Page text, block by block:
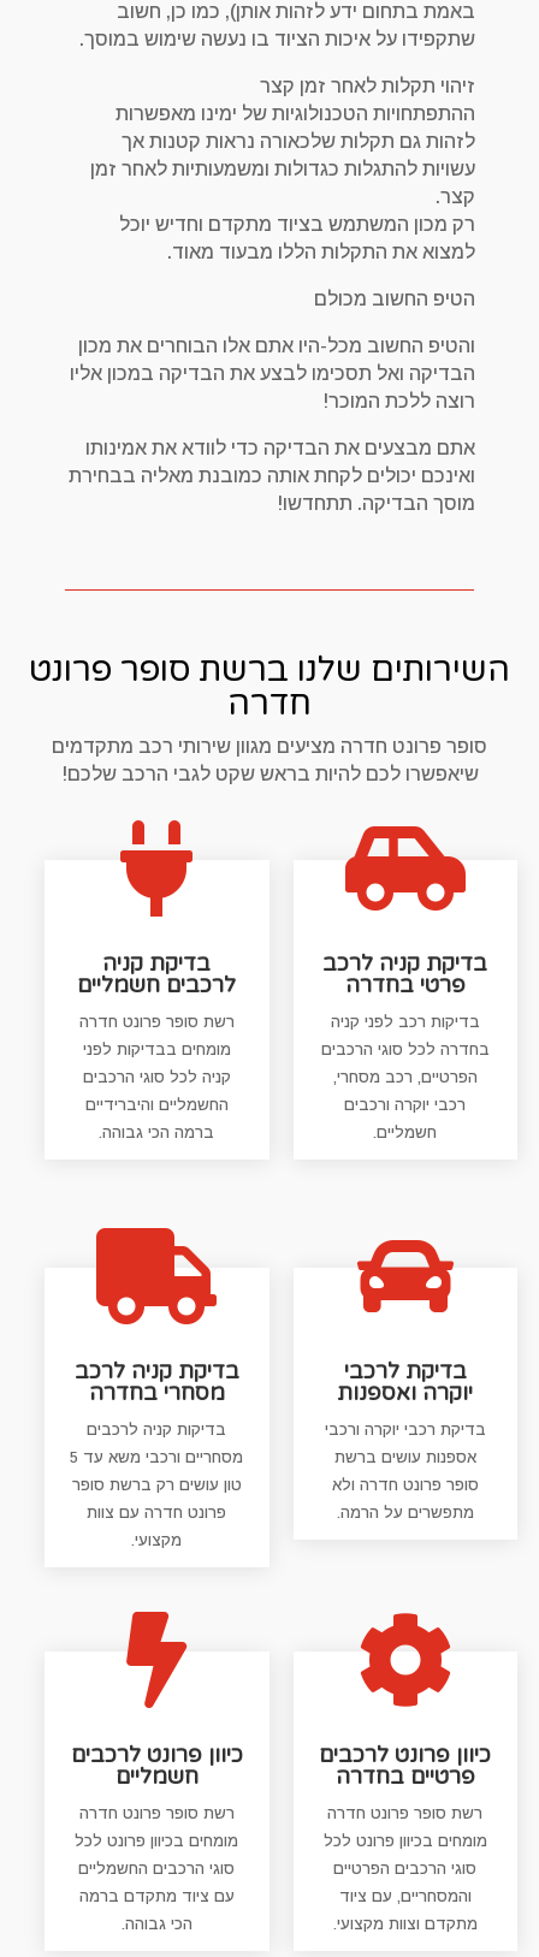
באמת בתחום ידע לזהות אותן), כמו כן, חשוב
שתקפידו על איכות הציוד בו נעשה שימוש במוסך.
זיהוי תקלות לאחר זמן קצר
ההתפתחויות הטכנולוגיות של ימינו מאפשרות
לזהות גם תקלות שלכאורה נראות קטנות אך
עשויות להתגלות כגדולות ומשמעותיות לאחר זמן
קצר.
רק מכון המשתמש בציוד מתקדם וחדיש יוכל
למצוא את התקלות הללו מבעוד מאוד.
הטיפ החשוב מכולם
והטיפ החשוב מכל-היו אתם אלו הבוחרים את מכון
הבדיקה ואל תסכימו לבצע את הבדיקה במכון אליו
רוצה ללכת המוכר!
אתם מבצעים את הבדיקה כדי לוודא את אמינותו
ואינכם יכולים לקחת אותה כמובנת מאליה בבחירת
מוסך הבדיקה. תתחדשו!
השירותים שלנו ברשת סופר פרונט
חדרה
סופר פרונט חדרה מציעים מגוון שירותי רכב מתקדמים
שיאפשרו לכם להיות בראש שקט לגבי הרכב שלכם!

בדיקת קניה לרכב
מסחרי בחדרה
בדיקות קניה לרכבים
מסחריים ורכבי משא עד 5
טון עושים רק ברשת סופר
פרונט חדרה עם צוות
מקצועי.

בדיקת לרכבי
יוקרה ואספנות
בדיקת רכבי יוקרה ורכבי
אספנות עושים ברשת
סופר פרונט חדרה ולא
מתפשרים על הרמה.

בדיקת קניה
לרכבים חשמליים
רשת סופר פרונט חדרה
מומחים בבדיקות לפני
קניה לכל סוגי הרכבים
החשמליים והיברידיים
ברמה הכי גבוהה.

בדיקת קניה לרכב
פרטי בחדרה
בדיקות רכב לפני קניה
בחדרה לכל סוגי הרכבים
הפרטיים, רכב מסחרי,
רכבי יוקרה ורכבים
חשמליים.

כיוון פרונט לרכבים
חשמליים
רשת סופר פרונט חדרה
מומחים בכיוון פרונט לכל
סוגי הרכבים החשמליים
עם ציוד מתקדם ברמה
הכי גבוהה.

כיוון פרונט לרכבים
פרטיים בחדרה
רשת סופר פרונט חדרה
מומחים בכיוון פרונט לכל
סוגי הרכבים הפרטיים
והמסחריים, עם ציוד
מתקדם וצוות מקצועי.